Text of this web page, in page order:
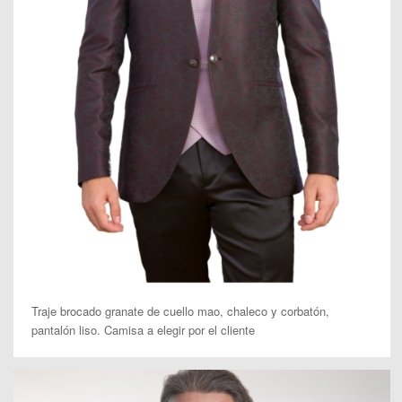
Traje brocado granate de cuello mao, chaleco y corbatón,
pantalón liso. Camisa a elegir por el cliente